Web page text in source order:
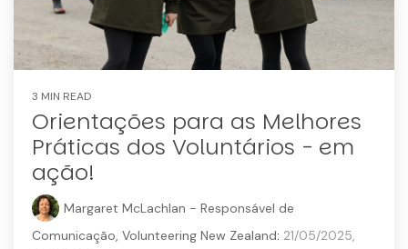
3 MIN READ
Orientações para as Melhores
Práticas dos Voluntários - em
ação!
Margaret McLachlan - Responsável de
Comunicação, Volunteering New Zealand: 21/05/2025,